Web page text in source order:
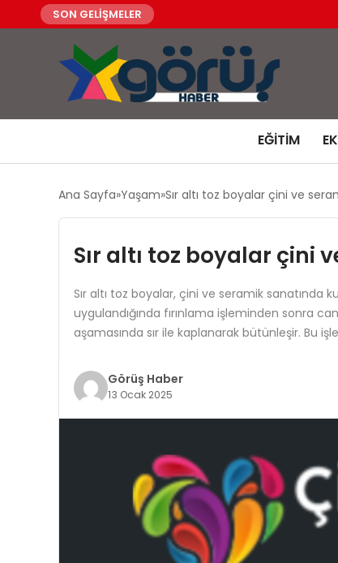
SON GELİŞMELER
EĞITIM
Ana Sayfa Yaşam Sır altı toz boyalar çini ve
Sır altı toz boyalar çini
Sır altı toz boyalar, çini ve seramik
uygulandığında fırınlama işleminden sonra
aşamasında sır ile kaplanarak bütünleşir. Bu
Görüş Haber
13 Ocak 2025